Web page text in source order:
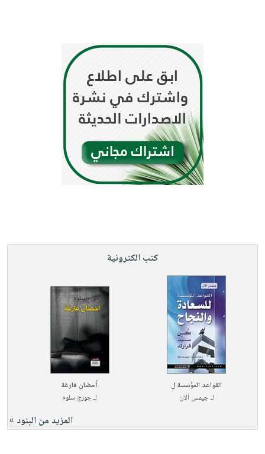
كتب الكترونية
القواعد المؤسسة ل
لـجيمس آلان
أحضان فارغة
لـجورج سلوم
المزيد من البنود »